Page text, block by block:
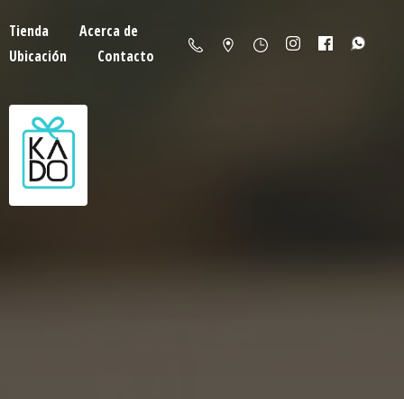
Tienda
Acerca de
Ubicación
Contacto